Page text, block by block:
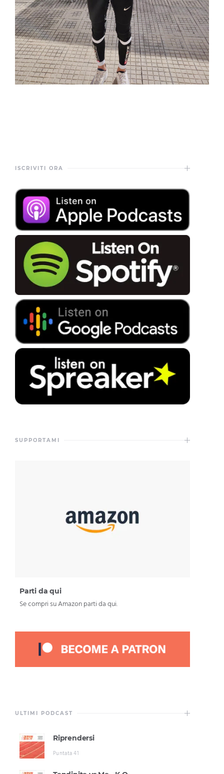
ISCRIVITI ORA
SUPPORTAMI
Parti da qui
Se compri su Amazon parti da qui.
ULTIMI PODCAST
Riprendersi
Puntata 41